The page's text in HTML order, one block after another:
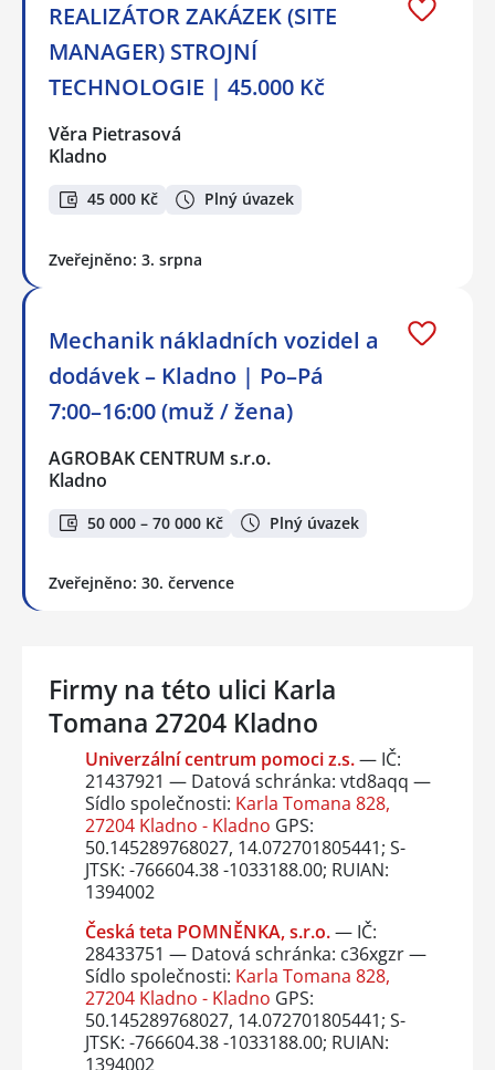
REALIZÁTOR ZAKÁZEK (SITE
MANAGER) STROJNÍ
TECHNOLOGIE | 45.000 Kč
Věra Pietrasová
Kladno
45 000 Kč Plný úvazek
Zveřejněno: 3. srpna
Mechanik nákladních vozidel a
dodávek – Kladno | Po–Pá
7:00–16:00 (muž / žena)
AGROBAK CENTRUM s.r.o.
Kladno
50 000 – 70 000 Kč Plný úvazek
Zveřejněno: 30. července
Firmy na této ulici Karla
Tomana 27204 Kladno
Univerzální centrum pomoci z.s.— IČ:
21437921 — Datová schránka: vtd8aqq —
Sídlo společnosti: Karla Tomana 828,
27204 Kladno - Kladno GPS:
50.145289768027, 14.072701805441; S-
JTSK: -766604.38 -1033188.00; RUIAN:
1394002
Česká teta POMNĚNKA, s.r.o.— IČ:
28433751 — Datová schránka: c36xgzr —
Sídlo společnosti: Karla Tomana 828,
27204 Kladno - Kladno GPS:
50.145289768027, 14.072701805441; S-
JTSK: -766604.38 -1033188.00; RUIAN:
1394002